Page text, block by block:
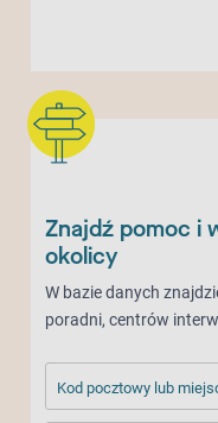
Znajdź pomoc i
okolicy
W bazie danych
poradni, centrów
Kod pocztowy lub